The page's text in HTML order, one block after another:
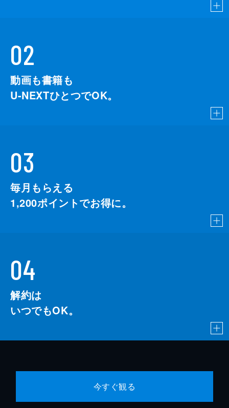
02
動画も書籍も
U-NEXTひとつでOK。
03
毎月もらえる
1,200ポイントでお得に。
04
解約は
いつでもOK。
今すぐ観る